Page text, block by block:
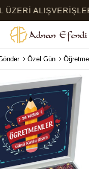
ALIŞVERİŞLERDE
Özel Gün